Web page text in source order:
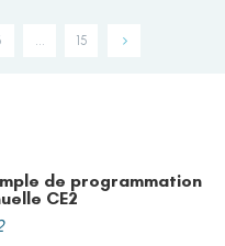
… 15
de programmation
CE2